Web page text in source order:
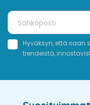
Hyväksyn, että saan
trendeistä,